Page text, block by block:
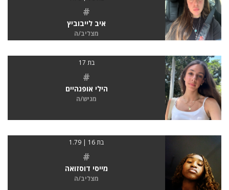
#
איב לייבוביץ
מצליב/ה
בת 17
#
הילי אופנהיים
מגיש/ה
בת 16 | 1.79
#
מייסי דוסזואה
מצליב/ה